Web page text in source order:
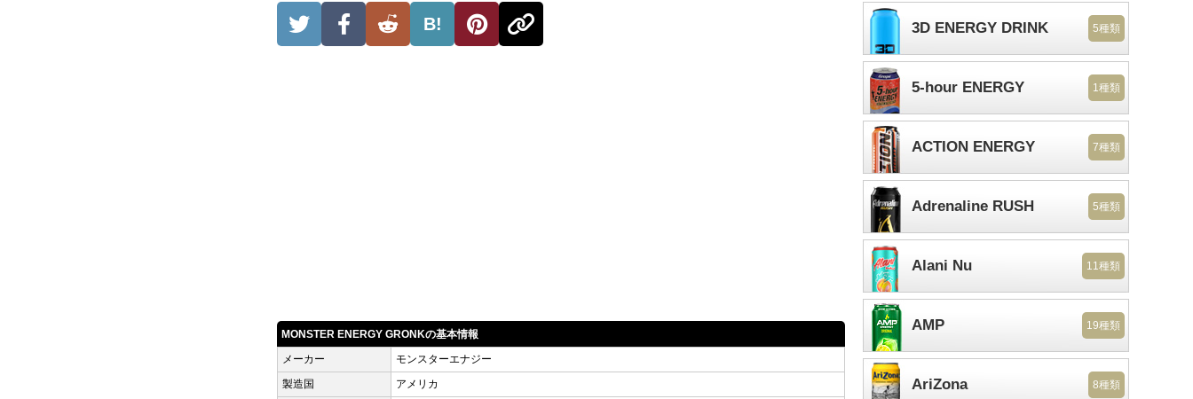
B!
MONSTER ENERGY GRONKの基本情報
メーカー
モンスターエナジー
製造国
アメリカ
3D ENERGY DRINK 5種類
5-hour ENERGY 1種類
ACTION ENERGY 7種類
Adrenaline RUSH 5種類
Alani Nu 11種類
AMP 19種類
AriZona 8種類